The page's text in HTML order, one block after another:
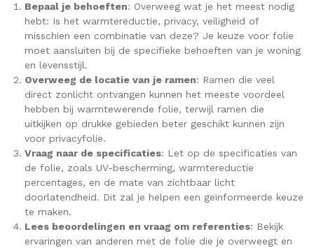
Bepaal je behoeften: Overweeg wat je het meest nodig
hebt: Is het warmtereductie, privacy, veiligheid of
misschien een combinatie van deze? Je keuze voor folie
moet aansluiten bij de specifieke behoeften van je woning
en levensstijl.
Overweeg de locatie van je ramen: Ramen die veel
direct zonlicht ontvangen kunnen het meeste voordeel
hebben bij warmtewerende folie, terwijl ramen die
uitkijken op drukke gebieden beter geschikt kunnen zijn
voor privacyfolie.
Vraag naar de specificaties: Let op de specificaties van
de folie, zoals UV-bescherming, warmtereductie
percentages, en de mate van zichtbaar licht
doorlatendheid. Dit zal je helpen een geïnformeerde keuze
te maken.
Lees beoordelingen en vraag om referenties: Bekijk
ervaringen van anderen met de folie die je overweegt en